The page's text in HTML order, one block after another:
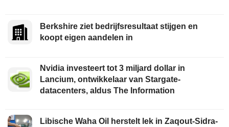
Berkshire ziet bedrijfsresultaat stijgen en
koopt eigen aandelen in
Nvidia investeert tot 3 miljard dollar in
Lancium, ontwikkelaar van Stargate-
datacenters, aldus The Information
Libische Waha Oil herstelt lek in Zaqout-Sidra-